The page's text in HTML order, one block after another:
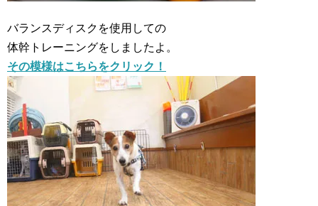
バランスディスクを使用しての
体幹トレーニングをしましたよ。
その模様はこちらをクリック！